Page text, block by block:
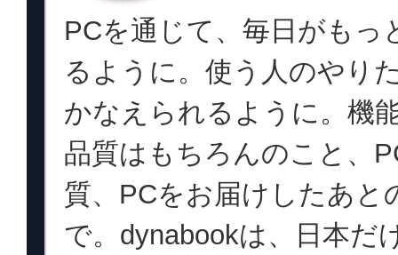
PCを通じて、毎日がもっ
るように。使う人のやり
かなえられるように。機
品質はもちろんのこと、
質、PCをお届けしたあと
で。dynabookは、日本だ